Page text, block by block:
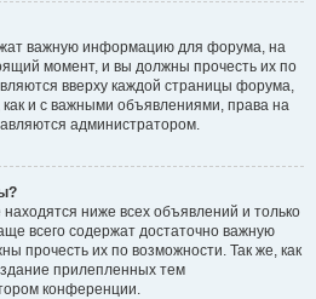
важную информацию для форума, на
момент, и вы должны прочесть их по
вверху каждой страницы форума,
и с важными объявлениями, права на
администратором.
ниже всех объявлений и только
всего содержат достаточно важную
прочесть их по возможности. Так же, как
прилепленных тем
конференции.